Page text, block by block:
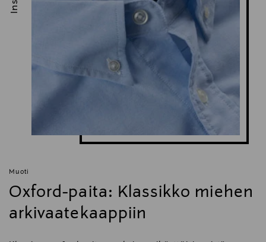
Muoti
Oxford-paita: Klassikko miehen
arkivaatekaappiin